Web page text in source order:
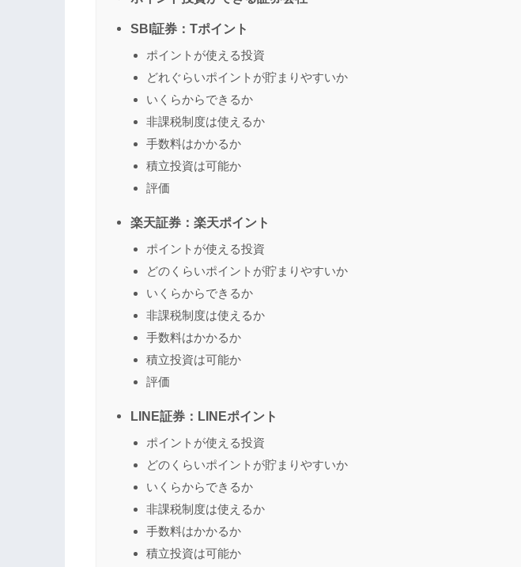
SBI証券：Tポイント
ポイントが使える投資
どれぐらいポイントが貯まりやすいか
いくらからできるか
非課税制度は使えるか
手数料はかかるか
積立投資は可能か
評価
楽天証券：楽天ポイント
ポイントが使える投資
どのくらいポイントが貯まりやすいか
いくらからできるか
非課税制度は使えるか
手数料はかかるか
積立投資は可能か
評価
LINE証券：LINEポイント
ポイントが使える投資
どのくらいポイントが貯まりやすいか
いくらからできるか
非課税制度は使えるか
手数料はかかるか
積立投資は可能か